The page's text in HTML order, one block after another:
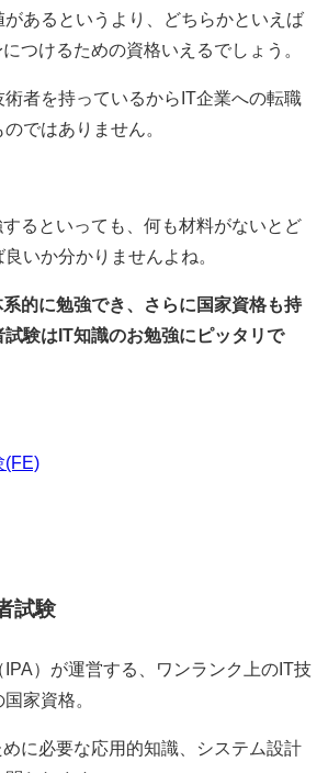
あるというより、どちらかといえば
つけるための資格いえるでしょう。
者を持っているからIT企業への転職
ではありません。
するといっても、何も材料がないとど
いか分かりませんよね。
的に勉強でき、さらに国家資格も持
験はIT知識のお勉強にピッタリで
(FE)
試験
）が運営する、ワンランク上のIT技
家資格。
に必要な応用的知識、システム設計